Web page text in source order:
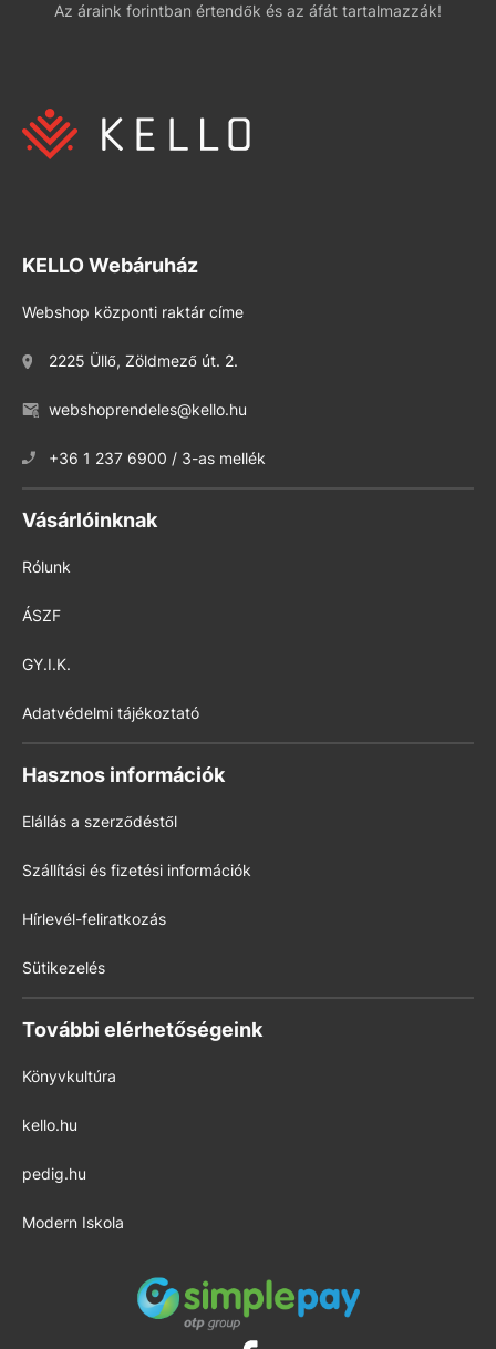
Az áraink forintban értendők és az áfát tartalmazzák!
KELLO Webáruház
Webshop központi raktár címe
2225 Üllő, Zöldmező út. 2.
webshoprendeles@kello.hu
+36 1 237 6900 / 3-as mellék
Vásárlóinknak
Rólunk
ÁSZF
GY.I.K.
Adatvédelmi tájékoztató
Hasznos információk
Elállás a szerződéstől
Szállítási és fizetési információk
Hírlevél-feliratkozás
Sütikezelés
További elérhetőségeink
Könyvkultúra
kello.hu
pedig.hu
Modern Iskola